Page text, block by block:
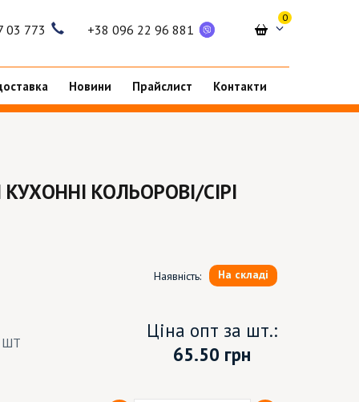
03 773 +38 096 22 96 881
0
Новини Прайслист Контакти
КОЛЬОРОВІ/СІРІ
Наявність: На складі
ШТ
Ціна опт за шт.:
65.50 грн